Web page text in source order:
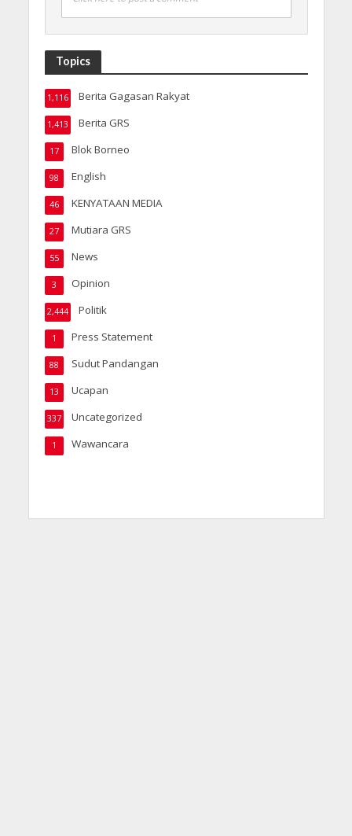
Topics
Berita Gagasan Rakyat
1,116
Berita GRS
1,413
Blok Borneo
17
English
98
KENYATAAN MEDIA
46
Mutiara GRS
27
News
55
Opinion
3
Politik
2,444
Press Statement
1
Sudut Pandangan
88
Ucapan
13
Uncategorized
337
Wawancara
1